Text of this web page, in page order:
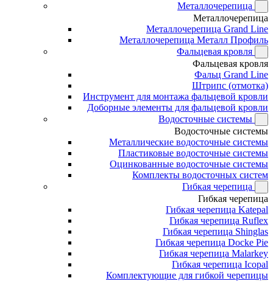
Металлочерепица
Металлочерепица
Металлочерепица Grand Line
Металлочерепица Металл Профиль
Фальцевая кровля
Фальцевая кровля
Фальц Grand Line
Штрипс (отмотка)
Инструмент для монтажа фальцевой кровли
Доборные элементы для фальцевой кровли
Водосточные системы
Водосточные системы
Металлические водосточные системы
Пластиковые водосточные системы
Оцинкованные водосточные системы
Комплекты водосточных систем
Гибкая черепица
Гибкая черепица
Гибкая черепица Katepal
Гибкая черепица Ruflex
Гибкая черепица Shinglas
Гибкая черепица Docke Pie
Гибкая черепица Malarkey
Гибкая черепица Icopal
Комплектующие для гибкой черепицы